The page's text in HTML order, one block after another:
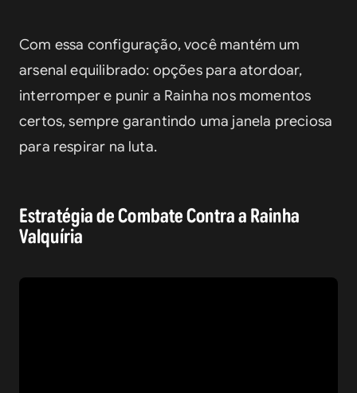
Com essa configuração, você mantém um
arsenal equilibrado: opções para atordoar,
interromper e punir a Rainha nos momentos
certos, sempre garantindo uma janela preciosa
para respirar na luta.
Estratégia de Combate Contra a Rainha
Valquíria